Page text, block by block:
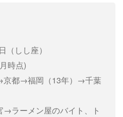
（しし座）
時点)
京都→福岡（13年）→千葉
→ラーメン屋のバイト、ト